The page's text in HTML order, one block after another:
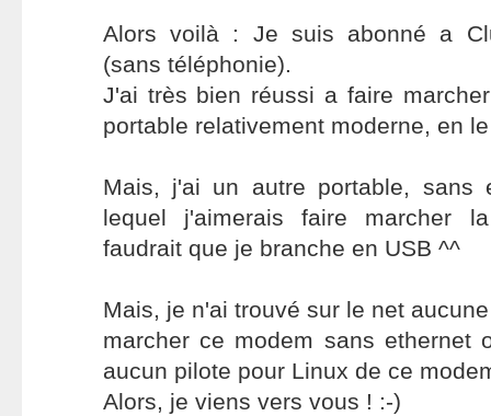
Alors voilà : Je suis abonné a
(sans téléphonie).
J'ai très bien réussi a faire
portable relativement moderne, en
Mais, j'ai un autre portable, sans
lequel j'aimerais faire marcher
faudrait que je branche en USB ^^
Mais, je n'ai trouvé sur le net
marcher ce modem sans ethernet
aucun pilote pour Linux de ce
Alors, je viens vers vous ! :-)